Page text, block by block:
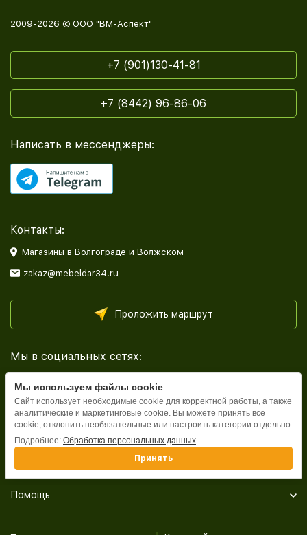
2009-2026 © ООО "ВМ-Аспект"
+7 (901)130-41-81
+7 (8442) 96-86-06
Написать в мессенджеры:
Контакты:
Магазины в Волгограде и Волжском
zakaz@mebeldar34.ru
Проложить маршрут
Мы в социальных сетях:
Каталог
Помощь
Политика персональных данных Карта сайта
Мы используем файлы cookie
Сайт использует необходимые cookie для корректной работы, а также
аналитические и маркетинговые cookie. Вы можете принять все
cookie, отклонить необязательные или настроить категории отдельно.
Подробнее: Обработка персональных данных
Принять